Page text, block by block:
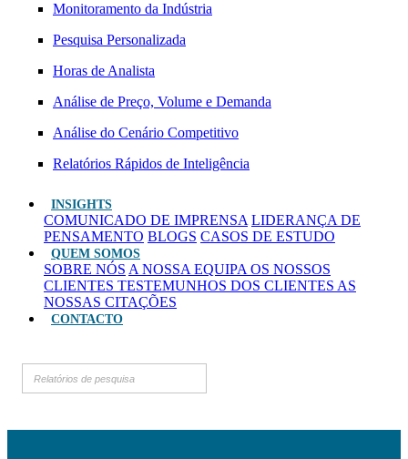
Monitoramento da Indústria
Pesquisa Personalizada
Horas de Analista
Análise de Preço, Volume e Demanda
Análise do Cenário Competitivo
Relatórios Rápidos de Inteligência
INSIGHTS
COMUNICADO DE IMPRENSA LIDERANÇA DE
PENSAMENTO BLOGS CASOS DE ESTUDO
QUEM SOMOS
SOBRE NÓS A NOSSA EQUIPA OS NOSSOS
CLIENTES TESTEMUNHOS DOS CLIENTES AS
NOSSAS CITAÇÕES
CONTACTO